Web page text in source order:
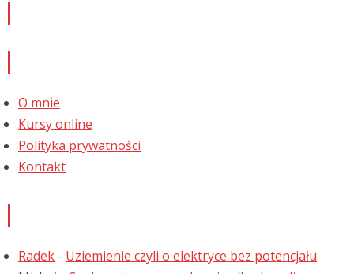
O mnie
Kursy online
Polityka prywatności
Kontakt
Radek - Uziemienie czyli o elektryce bez potencjału